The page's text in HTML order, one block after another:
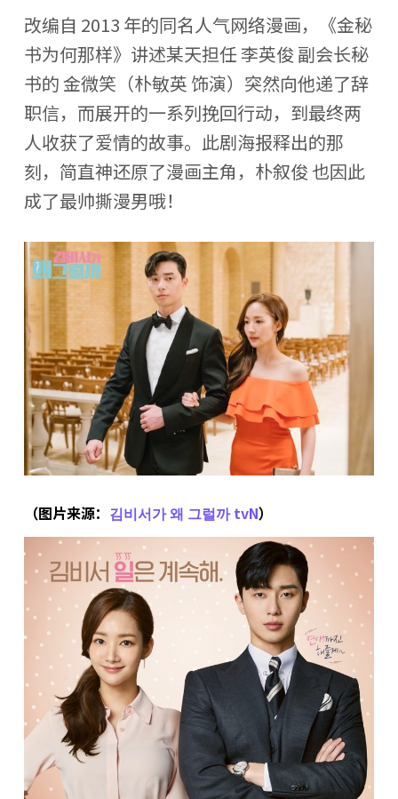
改编自 2013 年的同名人气网络漫画，《金秘
书为何那样》讲述某天担任 李英俊 副会长秘
书的 金微笑（朴敏英 饰演）突然向他递了辞
职信，而展开的一系列挽回行动，到最终两
人收获了爱情的故事。此剧海报释出的那
刻，简直神还原了漫画主角，朴叙俊 也因此
成了最帅撕漫男哦！
（图片来源： 김비서가 왜 그럴까 tvN）